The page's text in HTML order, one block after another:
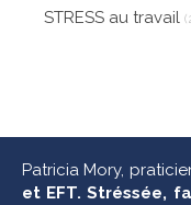
STRESS au travail
Patricia Mory,
et EFT. Stréssée,